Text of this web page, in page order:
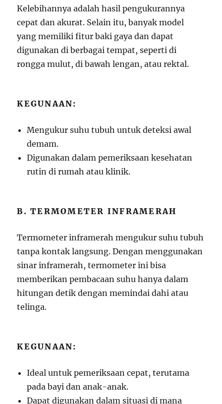
Kelebihannya adalah hasil pengukurannya
cepat dan akurat. Selain itu, banyak model
yang memiliki fitur baki gaya dan dapat
digunakan di berbagai tempat, seperti di
rongga mulut, di bawah lengan, atau rektal.
KEGUNAAN:
Mengukur suhu tubuh untuk deteksi awal
demam.
Digunakan dalam pemeriksaan kesehatan
rutin di rumah atau klinik.
B. TERMOMETER INFRAMERAH
Termometer inframerah mengukur suhu tubuh
tanpa kontak langsung. Dengan menggunakan
sinar inframerah, termometer ini bisa
memberikan pembacaan suhu hanya dalam
hitungan detik dengan memindai dahi atau
telinga.
KEGUNAAN:
Ideal untuk pemeriksaan cepat, terutama
pada bayi dan anak-anak.
Dapat digunakan dalam situasi di mana